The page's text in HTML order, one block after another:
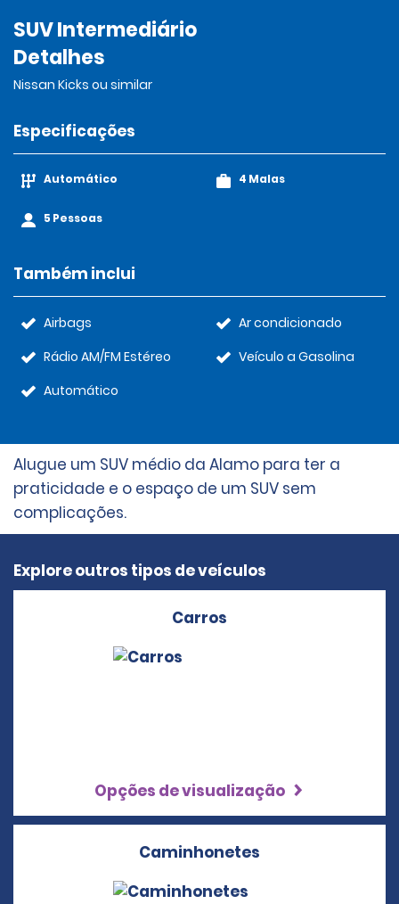
SUV Intermediário
Detalhes
Nissan Kicks ou similar
Especificações
Automático
5 Pessoas
4 Malas
Também inclui
Airbags
Rádio AM/FM Estéreo
Automático
Ar condicionado
Veículo a Gasolina
Alugue um SUV médio da Alamo para ter a
praticidade e o espaço de um SUV sem
complicações.
Explore outros tipos de veículos
Carros
Opções de visualização
Caminhonetes